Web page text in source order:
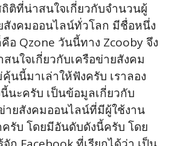
ติที่น่าสนใจเกี่ยวกับจำนวนผู้
สังคมออนไลน์ทั่วโลก มีชื่อหนึ่ง
อ Qzone วันนี้ทาง Zcooby จึง
นใจเกี่ยวกับเครือข่ายสังคม
นนี้มาเล่าให้ฟังครับ เราลอง
นะครับ เป็นข้อมูลเกี่ยวกับ
ายสังคมออนไลน์ที่มีผู้ใช้งาน
รับ โดยมีอันดับดังนี้ครับ โดย